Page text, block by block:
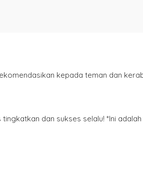
kepada teman dan
dan sukses selalu! *Ini